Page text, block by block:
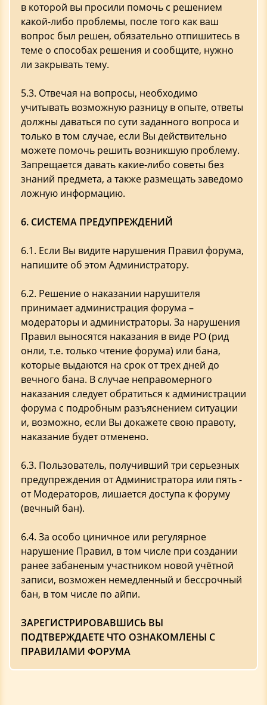
в которой вы просили помочь с решением
какой-либо проблемы, после того как ваш
вопрос был решен, обязательно отпишитесь в
теме о способах решения и сообщите, нужно
ли закрывать тему.
5.3. Отвечая на вопросы, необходимо
учитывать возможную разницу в опыте, ответы
должны даваться по сути заданного вопроса и
только в том случае, если Вы действительно
можете помочь решить возникшую проблему.
Запрещается давать какие-либо советы без
знаний предмета, а также размещать заведомо
ложную информацию.
6. СИСТЕМА ПРЕДУПРЕЖДЕНИЙ
6.1. Если Вы видите нарушения Правил форума,
напишите об этом Администратору.
6.2. Решение о наказании нарушителя
принимает администрация форума –
модераторы и администраторы. За нарушения
Правил выносятся наказания в виде РО (рид
онли, т.е. только чтение форума) или бана,
которые выдаются на срок от трех дней до
вечного бана. В случае неправомерного
наказания следует обратиться к администрации
форума с подробным разъяснением ситуации
и, возможно, если Вы докажете свою правоту,
наказание будет отменено.
6.3. Пользователь, получивший три серьезных
предупреждения от Администратора или пять -
от Модераторов, лишается доступа к форуму
(вечный бан).
6.4. За особо циничное или регулярное
нарушение Правил, в том числе при создании
ранее забаненым участником новой учётной
записи, возможен немедленный и бессрочный
бан, в том числе по айпи.
ЗАРЕГИСТРИРОВАВШИСЬ ВЫ
ПОДТВЕРЖДАЕТЕ ЧТО ОЗНАКОМЛЕНЫ С
ПРАВИЛАМИ ФОРУМА